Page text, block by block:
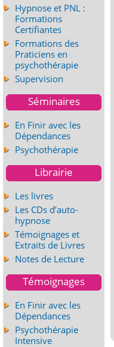
Hypnose et PNL :
Formations
Certifiantes
Formations des
Praticiens en
psychothérapie
Supervision
Séminaires
En Finir avec les
Dépendances
Psychothérapie
Librairie
Les livres
Les CDs d’auto-
hypnose
Témoignages et
Extraits de Livres
Notes de Lecture
Témoignages
En Finir avec les
Dépendances
Psychothérapie
Intensive